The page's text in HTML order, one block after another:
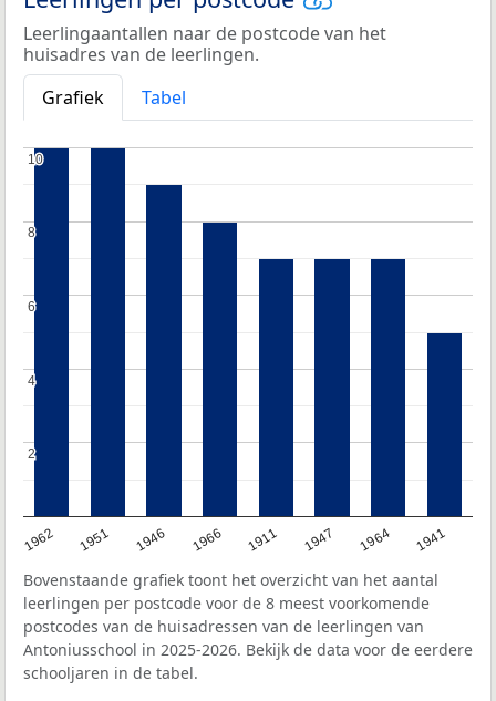
Leerlingaantallen naar de postcode van het
huisadres van de leerlingen.
Grafiek
Tabel
1962 1951 1946 1966 1911 1947 1964 1941
2
2
4
4
6
6
8
8
10
10
Bovenstaande grafiek toont het overzicht van het aantal
leerlingen per postcode voor de 8 meest voorkomende
postcodes van de huisadressen van de leerlingen van
Antoniusschool in 2025-2026. Bekijk de data voor de eerdere
schooljaren in de tabel.